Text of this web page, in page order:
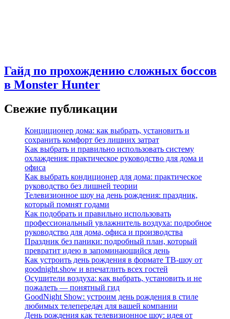
Гайд по прохождению сложных боссов
в Monster Hunter
Свежие публикации
Конциционер дома: как выбрать, установить и
сохранить комфорт без лишних затрат
Как выбрать и правильно использовать систему
охлаждения: практическое руководство для дома и
офиса
Как выбрать кондиционер для дома: практическое
руководство без лишней теории
Телевизионное шоу на день рождения: праздник,
который помнят годами
Как подобрать и правильно использовать
профессиональный увлажнитель воздуха: подробное
руководство для дома, офиса и производства
Праздник без паники: подробный план, который
превратит идею в запоминающийся день
Как устроить день рождения в формате ТВ‑шоу от
goodnight.show и впечатлить всех гостей
Осушители воздуха: как выбрать, установить и не
пожалеть — понятный гид
GoodNight Show: устроим день рождения в стиле
любимых телепередач для вашей компании
День рождения как телевизионное шоу: идея от